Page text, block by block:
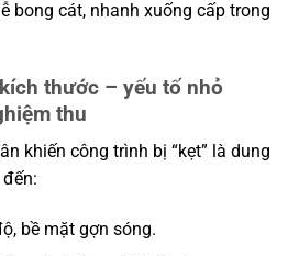
bong cát, nhanh xuống cấp trong
thước – yếu tố nhỏ
thu
khiến công trình bị “kẹt” là dung
bề mặt gợn sóng.